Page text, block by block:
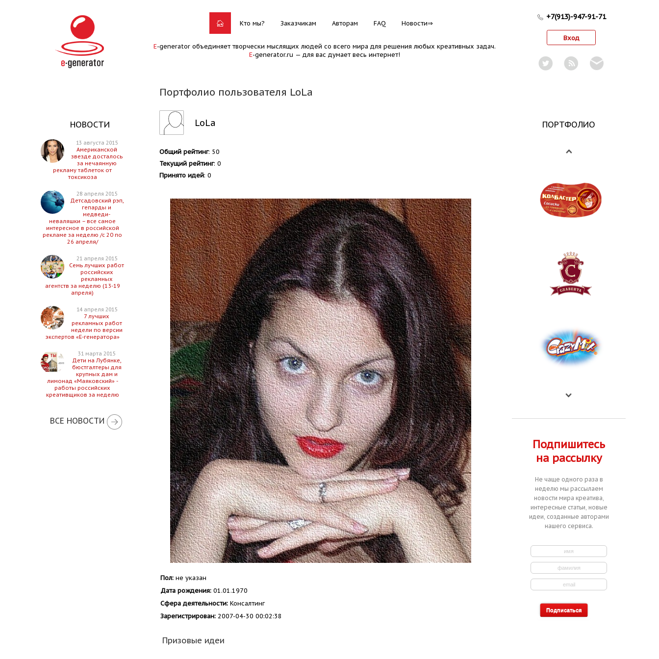
Кто мы? Заказчикам Авторам FAQ Новости
E-generator объединяет творчески мыслящих людей со всего мира для решения любых креативных задач.
E-generator.ru — для вас думает весь интернет!
+7(913)-947-91-71
Вход
Портфолио пользователя LoLa
НОВОСТИ
13 августа 2015
Американской
звезде досталось
за нечаянную
рекламу таблеток от
токсикоза
28 апреля 2015
Детсадовский рэп,
гепарды и
медведи-
неваляшки – все самое
интересное в российской
рекламе за неделю /с 20 по
26 апреля/
21 апреля 2015
Семь лучших работ
российских
рекламных
агентств за неделю (13-19
апреля)
14 апреля 2015
7 лучших
рекламных работ
недели по версии
экспертов «Е-генератора»
31 марта 2015
Дети на Лубянке,
бюстгалтеры для
крупных дам и
лимонад «Маяковский» -
работы российских
креативщиков за неделю
ВСЕ НОВОСТИ
LoLa
Общий рейтинг: 50
Текущий рейтинг: 0
Принято идей: 0
Пол:не указан
Дата рождения:01.01.1970
Сфера деятельности:Консалтинг
Зарегистрирован:2007-04-30 00:02:38
Призовые идеи
ПОРТФОЛИО
Подпишитесь
на рассылку
Не чаще одного раза в
неделю мы рассылаем
новости мира креатива,
интересные статьи, новые
идеи, созданные авторами
нашего сервиса.